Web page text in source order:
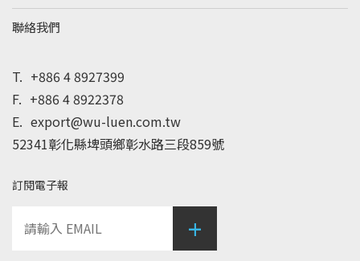
T. +886 4 8927399
F. +886 4 8922378
E. export@wu-luen.com.tw
52341彰化縣埤頭鄉彰水路三段859號
聯絡我們
訂閱電子報
+